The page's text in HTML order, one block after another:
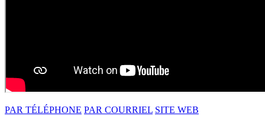
PAR TÉLÉPHONE PAR COURRIEL SITE WEB